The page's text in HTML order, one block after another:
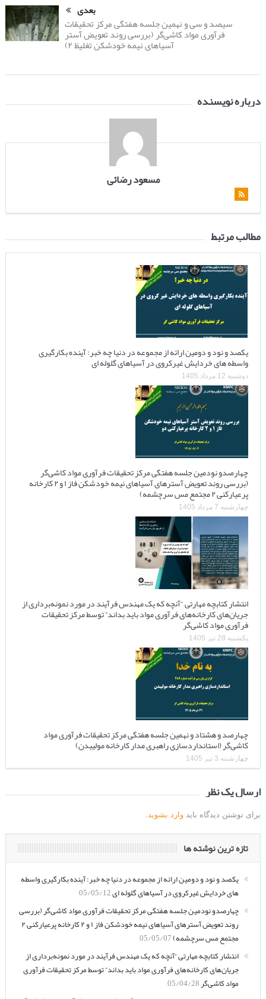
بعدی
سیصد و سی و نهمین جلسه هفتگی مرکز تحقیقات
فرآوری مواد کاشی‌گر (بررسی روند تعویض آستر
آسیاهای نیمه خودشکن تغلیظ ۲)
درباره نویسنده
مسعود رضائی
مطالب مرتبط
یکصد و نود و دومین ارائه از مجموعه در دنیا چه خبر: آینده بکارگیری
واسطه های خردایش غیرکروی در آسیاهای گلوله ای
دوشنبه 12 مرداد 1405
چهارصدو نودمین جلسه هفتگی مرکز تحقیقات فرآوری مواد کاشی‌گر
(بررسی روند تعویض آسترهای آسیاهای نیمه خودشکن فاز ۱ و ۲ کارخانه
پرعیارکنی ۲ مجتمع مس سرچشمه)
چهارشنبه 7 مرداد 1405
انتشار کتابچه مهارتی “آنچه که یک مهندس فرآیند در مورد نمونه‌برداری از
جریان‌های کارخانه‌های فرآوری مواد باید بداند” توسط مرکز تحقیقات
فرآوری مواد کاشی‌گر
یکشنبه 28 تیر 1405
چهارصد و هشتاد و نهمین جلسه هفتگی مرکز تحقیقات فرآوری مواد
کاشی‌گر (استانداردسازی راهبری مدار کارخانه مولیبدن)
چهارشنبه 3 تیر 1405
ارسال یک نظر
برای نوشتن دیدگاه باید وارد بشوید
تازه ترین نوشته ها
یکصد و نود و دومین ارائه از مجموعه در دنیا چه خبر: آینده بکارگیری واسطه
های خردایش غیرکروی در آسیاهای گلوله ای05/05/12
چهارصدو نودمین جلسه هفتگی مرکز تحقیقات فرآوری مواد کاشی‌گر (بررسی
روند تعویض آسترهای آسیاهای نیمه خودشکن فاز ۱ و ۲ کارخانه پرعیارکنی ۲
مجتمع مس سرچشمه)05/05/07
انتشار کتابچه مهارتی “آنچه که یک مهندس فرآیند در مورد نمونه‌برداری از
جریان‌های کارخانه‌های فرآوری مواد باید بداند” توسط مرکز تحقیقات فرآوری
مواد کاشی‌گر05/04/28